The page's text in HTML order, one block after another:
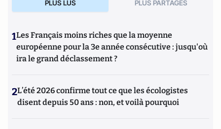
PLUS LUS PLUS PARTAGES
1Les Français moins riches que la moyenne
européenne pour la 3e année consécutive : jusqu'où
ira le grand déclassement ?
2L’été 2026 confirme tout ce que les écologistes
disent depuis 50 ans : non, et voilà pourquoi